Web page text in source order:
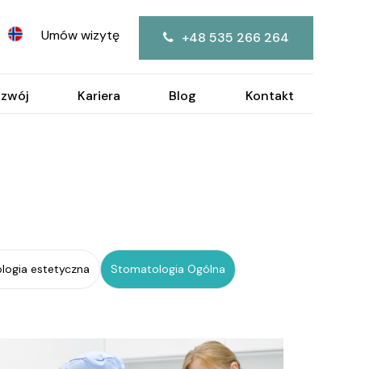
Umów wizytę +48 535 266 264
Kariera Blog Kontakt
estetyczna Stomatologia Ogólna